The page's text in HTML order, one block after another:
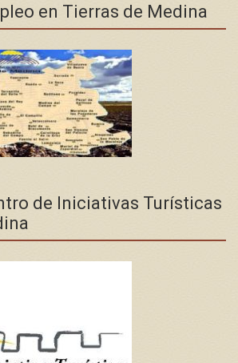
en Tierras de Medina
de Iniciativas Turísticas